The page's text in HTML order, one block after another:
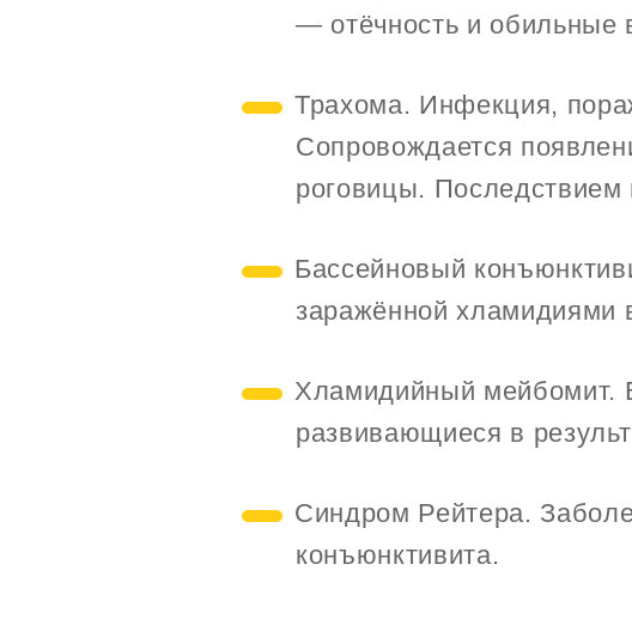
— отёчность и обильные
Трахома. Инфекция,
Сопровождается
роговицы. Последствием
Бассейновый
заражённой хламидиями
Хламидийный мейбомит.
развивающиеся в
Синдром Рейтера.
конъюнктивита.